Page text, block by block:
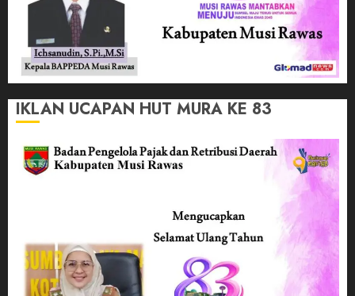
IKLAN UCAPAN HUT MURA KE 83